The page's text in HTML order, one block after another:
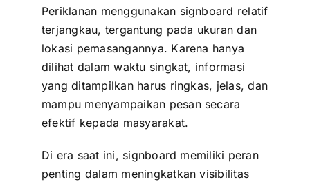
Periklanan menggunakan signboard relatif
terjangkau, tergantung pada ukuran dan
lokasi pemasangannya. Karena hanya
dilihat dalam waktu singkat, informasi
yang ditampilkan harus ringkas, jelas, dan
mampu menyampaikan pesan secara
efektif kepada masyarakat.
Di era saat ini, signboard memiliki peran
penting dalam meningkatkan visibilitas